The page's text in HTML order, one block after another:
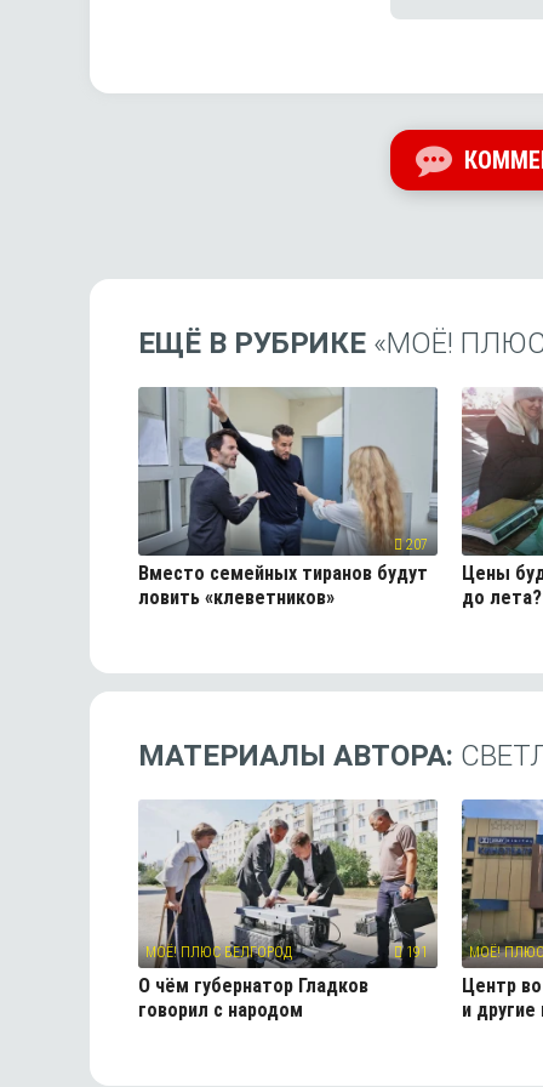
ЕЩЁ В РУБРИКЕ «МОЁ!
207
Вместо семейных тиранов будут
ловить «клеветников»
Цены
до лета?
МАТЕРИАЛЫ АВТОРА:
МОЁ! ПЛЮС БЕЛГОРОД 191
О чём губернатор Гладков
говорил с народом
МОЁ!
Центр
и